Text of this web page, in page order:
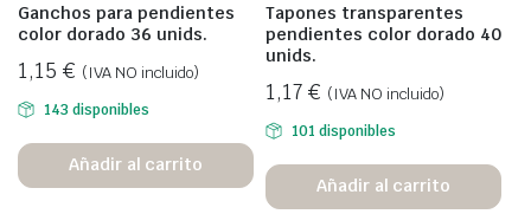
Ganchos para pendientes
color dorado 36 unids.
1,15 € (IVA NO incluido)
143 disponibles
Añadir al carrito
Tapones transparentes
pendientes color dorado 40
unids.
1,17 € (IVA NO incluido)
101 disponibles
Añadir al carrito